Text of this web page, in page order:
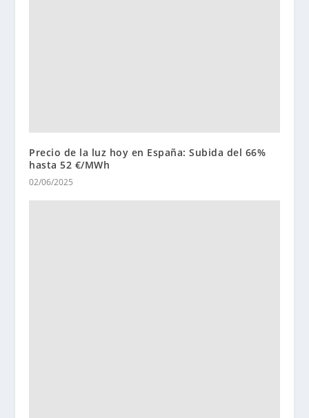
Precio de la luz hoy en España: Subida del 66%
hasta 52 €/MWh
02/06/2025